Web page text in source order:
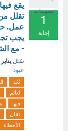
تصويتات
1
إجابة
يقع
تقلل
عمل.
يجب
- مع
سُئل يناير 15
عبود
تُعَد
لعالم
فيها
تقلل
الأخطاء